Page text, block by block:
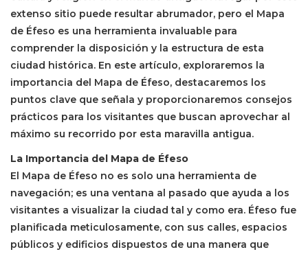
extenso sitio puede resultar abrumador, pero el Mapa
de Éfeso es una herramienta invaluable para
comprender la disposición y la estructura de esta
ciudad histórica. En este artículo, exploraremos la
importancia del Mapa de Éfeso, destacaremos los
puntos clave que señala y proporcionaremos consejos
prácticos para los visitantes que buscan aprovechar al
máximo su recorrido por esta maravilla antigua.
La Importancia del Mapa de Éfeso
El Mapa de Éfeso no es solo una herramienta de
navegación; es una ventana al pasado que ayuda a los
visitantes a visualizar la ciudad tal y como era. Éfeso fue
planificada meticulosamente, con sus calles, espacios
públicos y edificios dispuestos de una manera que